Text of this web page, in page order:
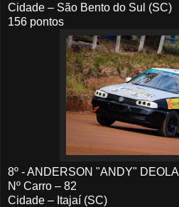
Cidade – São Bento do Sul (SC)
156 pontos
8º - ANDERSON "ANDY" DEOLA
Nº Carro – 82
Cidade – Itajaí (SC)